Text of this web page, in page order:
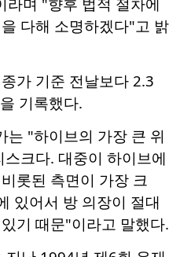
다해 소명하겠다"고 밝
가 기준 전날보다 2.3
기록했다.
는 "하이브의 가장 큰 위
크다. 대중이 하이브에
롯된 측면이 가장 크
있어서 방 의장이 절대
기 때문"이라고 말했다.